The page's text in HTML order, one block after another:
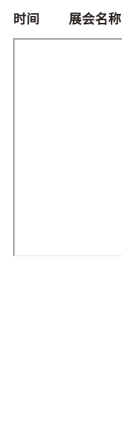
时间 展会名称